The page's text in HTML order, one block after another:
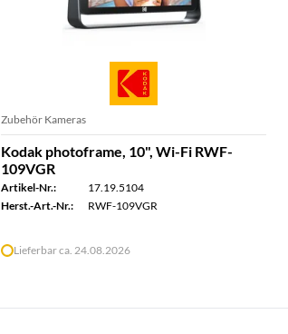
Zubehör Kameras
Kodak photoframe, 10", Wi-Fi RWF-
109VGR
Artikel-Nr.:
17.19.5104
Herst.-Art.-Nr.:
RWF-109VGR
Lieferbar ca. 24.08.2026